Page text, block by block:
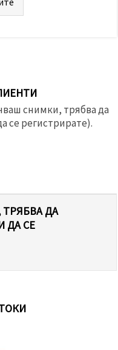
снимки, трябва да
се регистрирате).
ДА
ДА СЕ